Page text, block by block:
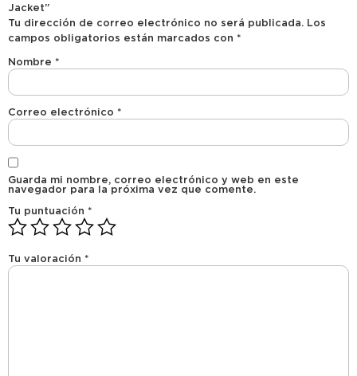
Jacket”
Tu dirección de correo electrónico no será publicada. Los
campos obligatorios están marcados con *
Nombre *
Correo electrónico *
Guarda mi nombre, correo electrónico y web en este
navegador para la próxima vez que comente.
Tu puntuación *
Tu valoración *